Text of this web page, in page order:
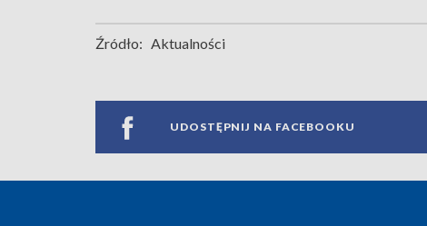
Źródło: Aktualności
UDOSTĘPNIJ NA FACEBOOKU